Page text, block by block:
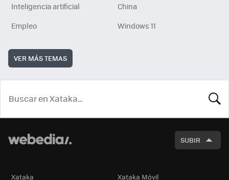
Inteligencia artificial
China
Empleo
Windows 11
VER MÁS TEMAS
SUBIR
Xataka Xataka Móvil